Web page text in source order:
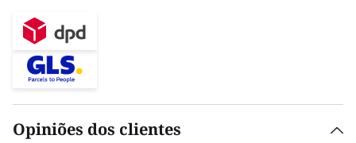
Opiniões dos clientes